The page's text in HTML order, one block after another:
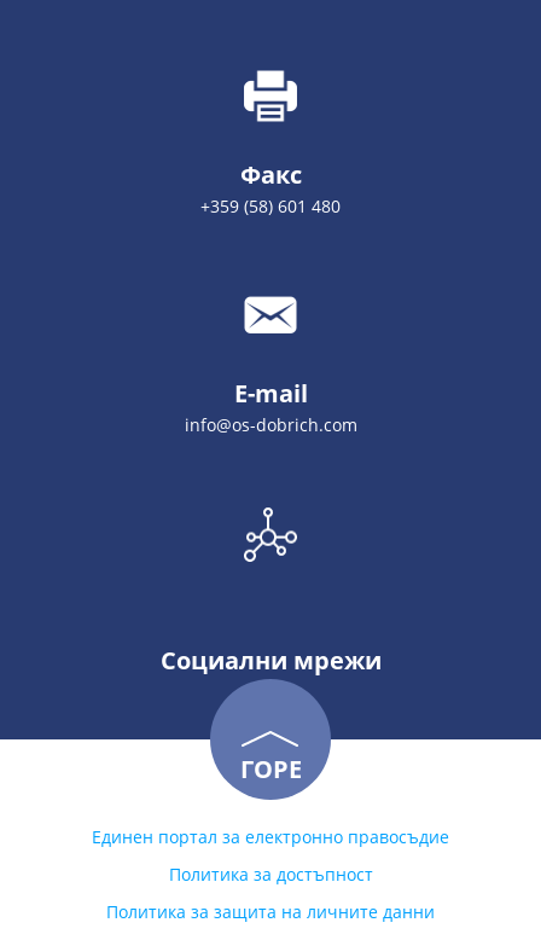
Факс
+359 (58) 601 480
E-mail
info@os-dobrich.com
Социални мрежи
ГОРЕ
Единен портал за електронно правосъдие
Политика за достъпност
Политика за защита на личните данни